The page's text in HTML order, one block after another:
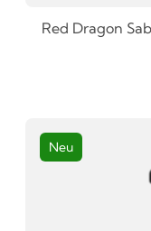
Red Dragon
Neu